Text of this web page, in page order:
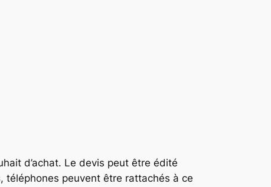
d’achat. Le devis peut être édité
téléphones peuvent être rattachés à ce